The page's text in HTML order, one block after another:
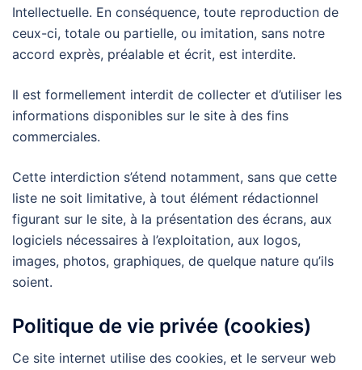
Intellectuelle. En conséquence, toute reproduction de
ceux-ci, totale ou partielle, ou imitation, sans notre
accord exprès, préalable et écrit, est interdite.
Il est formellement interdit de collecter et d’utiliser les
informations disponibles sur le site à des fins
commerciales.
Cette interdiction s’étend notamment, sans que cette
liste ne soit limitative, à tout élément rédactionnel
figurant sur le site, à la présentation des écrans, aux
logiciels nécessaires à l’exploitation, aux logos,
images, photos, graphiques, de quelque nature qu’ils
soient.
Politique de vie privée (cookies)
Ce site internet utilise des cookies, et le serveur web